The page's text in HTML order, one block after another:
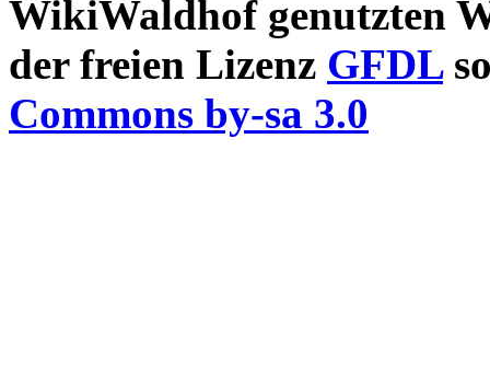
WikiWaldhof genutzten
der freien Lizenz GFDL
Commons by-sa 3.0